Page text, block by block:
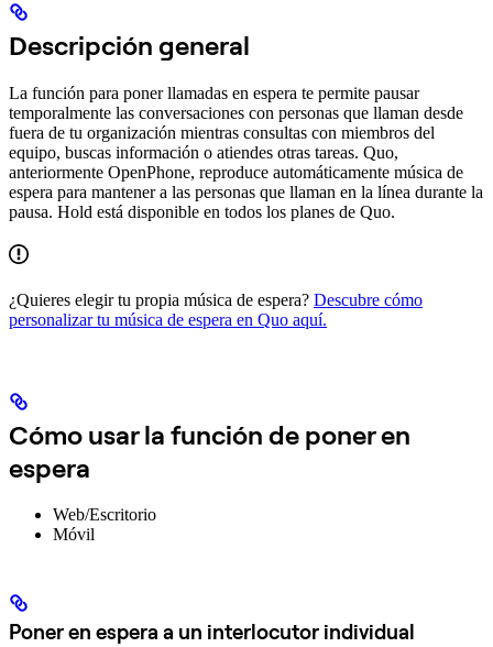
Descripción general
La función para poner llamadas en espera te permite pausar
temporalmente las conversaciones con personas que llaman desde
fuera de tu organización mientras consultas con miembros del
equipo, buscas información o atiendes otras tareas. Quo,
anteriormente OpenPhone, reproduce automáticamente música de
espera para mantener a las personas que llaman en la línea durante la
pausa. Hold está disponible en todos los planes de Quo.
¿Quieres elegir tu propia música de espera? Descubre cómo
personalizar tu música de espera en Quo aquí.
Cómo usar la función de poner en
espera
Web/Escritorio
Móvil
Poner en espera a un interlocutor individual